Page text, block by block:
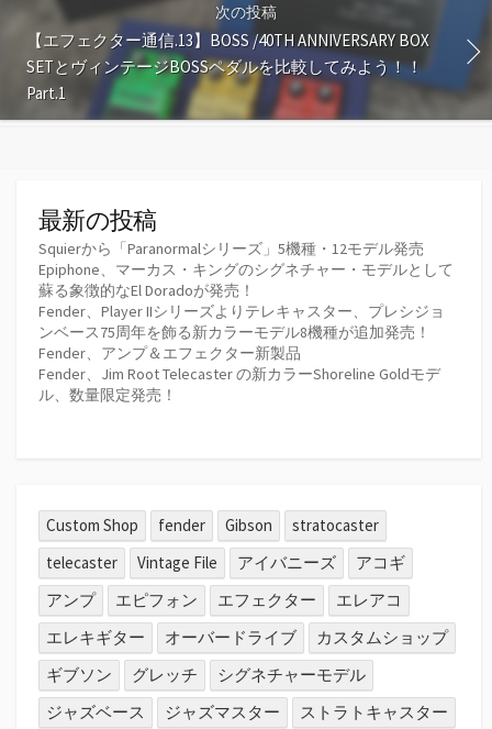
次の投稿
【エフェクター通信.13】BOSS /40TH ANNIVERSARY BOX
SETとヴィンテージBOSSペダルを比較してみよう！！
Part.1
最新の投稿
Squierから「Paranormalシリーズ」5機種・12モデル発売
Epiphone、マーカス・キングのシグネチャー・モデルとして
蘇る象徴的なEl Doradoが発売！
Fender、Player IIシリーズよりテレキャスター、プレシジョ
ンベース75周年を飾る新カラーモデル8機種が追加発売！
Fender、アンプ＆エフェクター新製品
Fender、Jim Root Telecaster の新カラーShoreline Goldモデ
ル、数量限定発売！
Custom Shop fender Gibson
stratocaster
telecaster
Vintage File アイバニーズ
アコギ
アンプ
エピフォン エフェクター
エレアコ
エレキギター
オーバードライブ
カスタムショップ
ギブソン
グレッチ
シグネチャーモデル
ジャズベース
ジャズマスター
ストラトキャスター